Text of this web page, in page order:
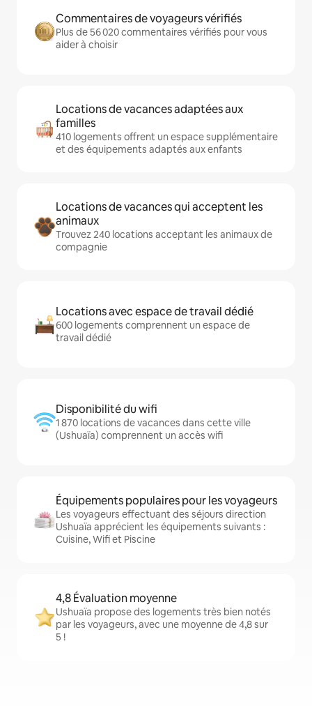
Commentaires de voyageurs vérifiés
Plus de 56 020 commentaires vérifiés pour vous
aider à choisir
Locations de vacances adaptées aux
familles
410 logements offrent un espace supplémentaire
et des équipements adaptés aux enfants
Locations de vacances qui acceptent les
animaux
Trouvez 240 locations acceptant les animaux de
compagnie
Locations avec espace de travail dédié
600 logements comprennent un espace de
travail dédié
Disponibilité du wifi
1 870 locations de vacances dans cette ville
(Ushuaïa) comprennent un accès wifi
Équipements populaires pour les voyageurs
Les voyageurs effectuant des séjours direction
Ushuaïa apprécient les équipements suivants :
Cuisine, Wifi et Piscine
4,8 Évaluation moyenne
Ushuaïa propose des logements très bien notés
par les voyageurs, avec une moyenne de 4,8 sur
5 !